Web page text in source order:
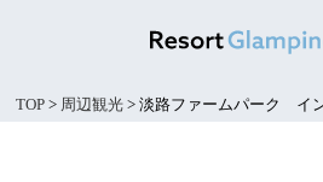
TOP > 周辺観光 >淡路ファームパーク イ